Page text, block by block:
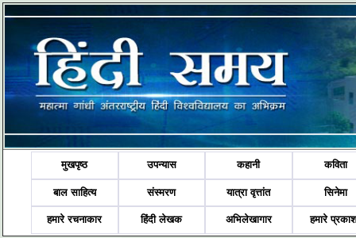
मुखपृष्ठ उपन्यास कहानी कविता
बाल साहित्य संस्मरण यात्रा वृत्तांत सिनेमा
हमारे रचनाकार हिंदी लेखक अभिलेखागार हमारे